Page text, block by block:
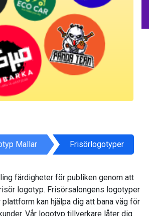
Mallar Frisörlogotyper
färdigheter för publiken genom att
logotyp. Frisörsalongens logotyper
kan hjälpa dig att bana väg för
Vår logotyp tillverkare låter dig